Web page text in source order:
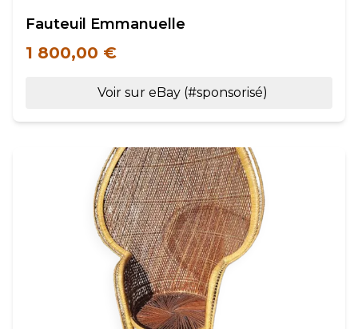
Fauteuil Emmanuelle
1 800,00 €
Voir sur eBay (#sponsorisé)